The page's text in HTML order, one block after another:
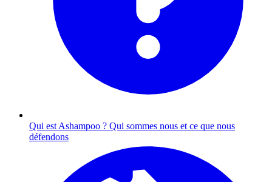
Qui est Ashampoo ? Qui sommes nous et ce que nous
défendons